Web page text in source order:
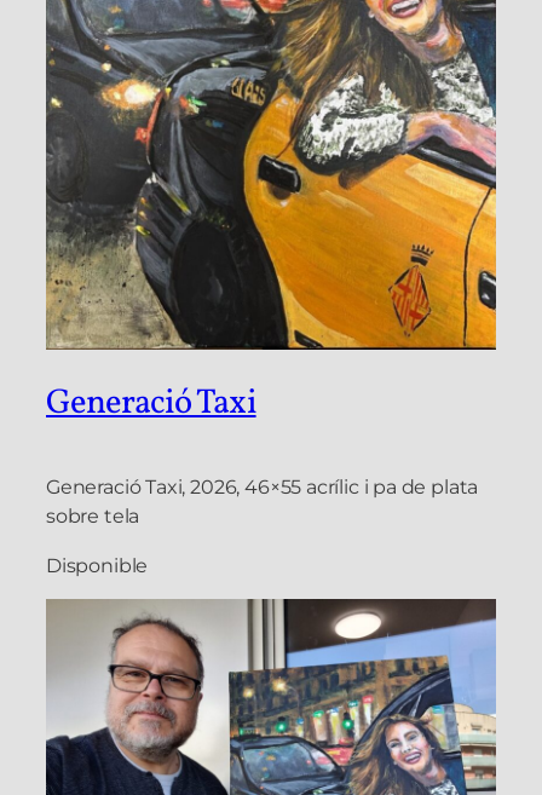
Generació Taxi
Generació Taxi, 2026, 46×55 acrílic i pa de plata
sobre tela
Disponible